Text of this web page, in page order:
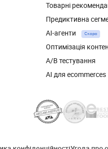
Товарні
Предиктивна
AI-агенти
Скоро
Оптимізація
А/В тестування
AI для ecommerces